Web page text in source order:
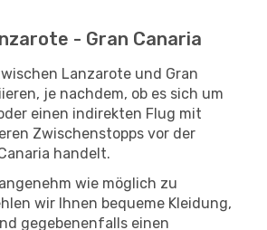
- Gran Canaria
Lanzarote und Gran
je nachdem, ob es sich um
einen indirekten Flug mit
Zwischenstopps vor der
handelt.
wie möglich zu
wir Ihnen bequeme Kleidung,
gegebenenfalls einen